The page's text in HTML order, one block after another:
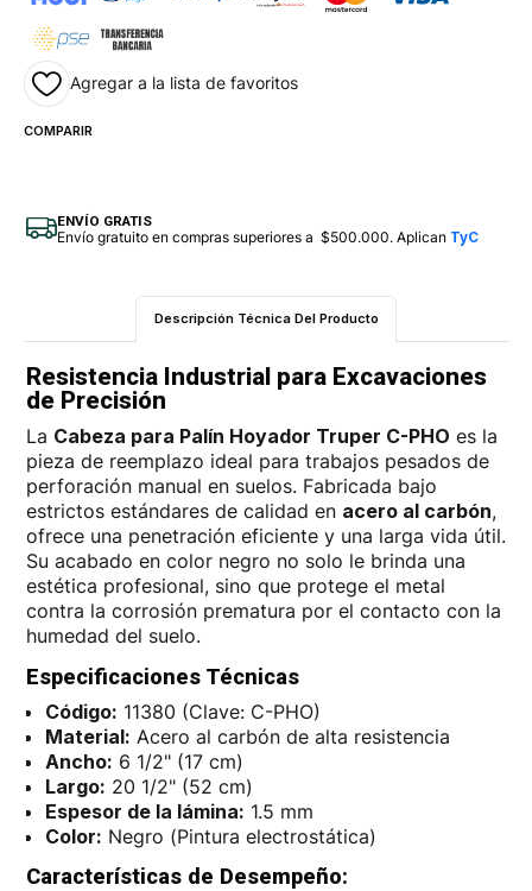
Agregar a la lista de favoritos
COMPARIR
ENVÍO GRATIS
Envío gratuito en compras superiores a $500.000. Aplican TyC
Descripción Técnica Del Producto
Resistencia Industrial para Excavaciones
de Precisión
La Cabeza para Palín Hoyador Truper C-PHO es la
pieza de reemplazo ideal para trabajos pesados de
perforación manual en suelos. Fabricada bajo
estrictos estándares de calidad en acero al carbón,
ofrece una penetración eficiente y una larga vida útil.
Su acabado en color negro no solo le brinda una
estética profesional, sino que protege el metal
contra la corrosión prematura por el contacto con la
humedad del suelo.
Especificaciones Técnicas
Código: 11380 (Clave: C-PHO)
Material: Acero al carbón de alta resistencia
Ancho: 6 1/2" (17 cm)
Largo: 20 1/2" (52 cm)
Espesor de la lámina: 1.5 mm
Color: Negro (Pintura electrostática)
Características de Desempeño: